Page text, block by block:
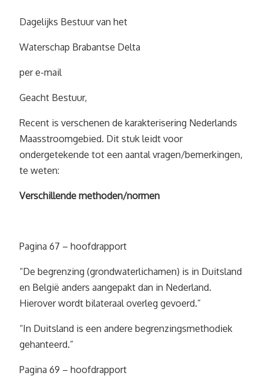
Dagelijks Bestuur van het
Waterschap Brabantse Delta
per e-mail
Geacht Bestuur,
Recent is verschenen de karakterisering Nederlands
Maasstroomgebied. Dit stuk leidt voor
ondergetekende tot een aantal vragen/bemerkingen,
te weten:
Verschillende methoden/normen
Pagina 67 – hoofdrapport
“De begrenzing (grondwaterlichamen) is in Duitsland
en België anders aangepakt dan in Nederland.
Hierover wordt bilateraal overleg gevoerd.”
“In Duitsland is een andere begrenzingsmethodiek
gehanteerd.”
Pagina 69 – hoofdrapport